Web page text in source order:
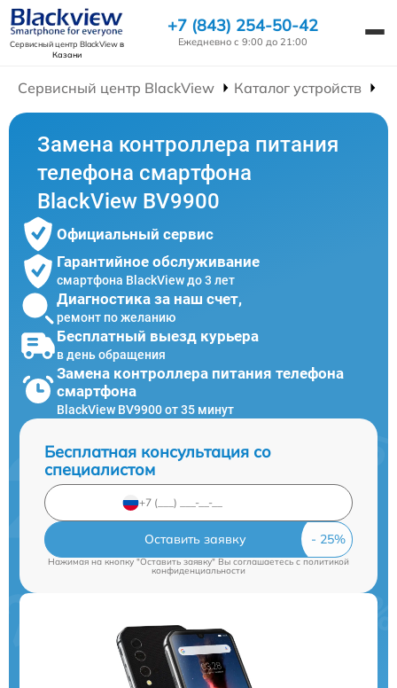
Сервисный центр BlackViewв
Казани
+7 (843) 254-50-42
Ежедневно с 9:00 до 21:00
Сервисный центр BlackView Каталог устройств
Замена контроллера питания
телефона смартфона
BlackView BV9900
Официальный сервис
Гарантийное обслуживание
смартфона BlackView до 3 лет
Диагностика за наш счет,
ремонт по желанию
Бесплатный выезд курьера
в день обращения
Замена контроллера питания телефона
смартфона
BlackView BV9900 от 35 минут
Бесплатная консультация со
специалистом
Оставить заявку
Нажимая на кнопку "Оставить заявку" Вы соглашаетесь cполитикой
конфиденциальности